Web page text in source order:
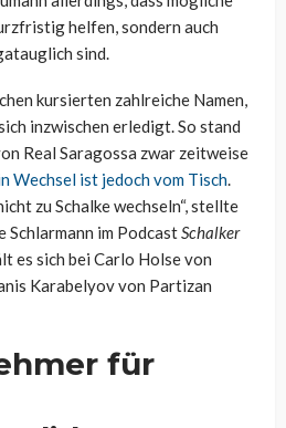
helfen, sondern auch
sind.
kursierten zahlreiche Namen,
inzwischen erledigt. So stand
Real Saragossa zwar zeitweise
Wechsel ist jedoch vom Tisch.
zu Schalke wechseln“, stellte
im PodcastSchalker
es sich bei Carlo Holse von
Karabelyov von Partizan
für